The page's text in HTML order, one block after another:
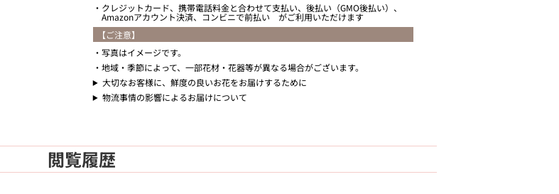
クレジットカード、携帯電話料金と合わせて支払い、後払い（GMO後払い）、
Amazonアカウント決済、コンビニで前払い がご利用いただけます
【ご注意】
写真はイメージです。
地域・季節によって、一部花材・花器等が異なる場合がございます。
大切なお客様に、鮮度の良いお花をお届けするために
物流事情の影響によるお届けについて
閲覧履歴